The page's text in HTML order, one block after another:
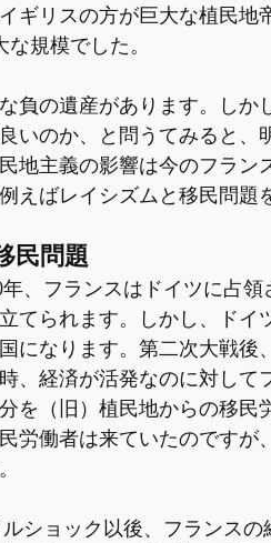
ギリスの方が巨大な植民
規模でした。
負の遺産があります。し
いのか、と問うてみると
地主義の影響は今のフラ
えばレイシズムと移民問題
民問題
、フランスはドイツに占
てられます。しかし、ド
になります。第二次大戦
、経済が活発なのに対し
を（旧）植民地からの移
労働者は来ていたのです
ショック以後、フランス